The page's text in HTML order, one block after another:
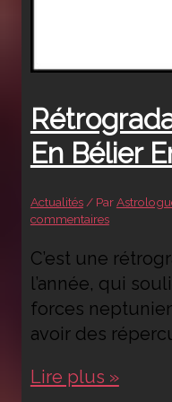
En Bélier
Actualités/ Par
commentaires
C’est une
l’année, qui
forces
avoir des
Rétrogradation
Lire plus »